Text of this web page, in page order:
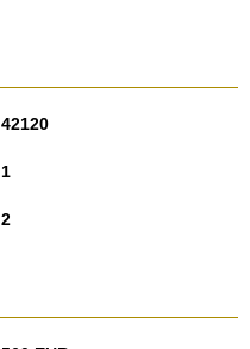
42120
1
2